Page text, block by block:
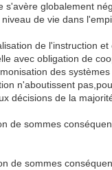
s'avère globalement
de vie dans
de l'instruction
avec obligation de
des
n'aboutissent
décisions de la
de sommes
de sommes